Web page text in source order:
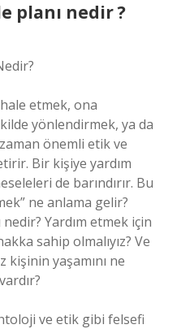
planı nedir ?
etmek, ona
yönlendirmek, ya da
önemli etik ve
Bir kişiye yardım
de barındırır. Bu
ne anlama gelir?
Yardım etmek için
sahip olmalıyız? Ve
yaşamını ne
ve etik gibi felsefi